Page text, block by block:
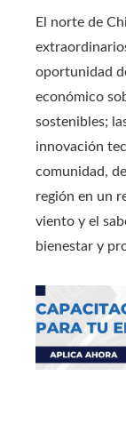
El norte de
oportunidad
económico
sostenibles;
innovación
comunidad,
región en un
viento y el
bienestar y